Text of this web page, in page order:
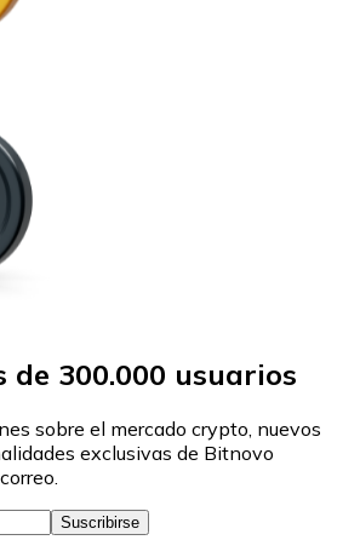
de 300.000 usuarios
sobre el mercado crypto, nuevos
exclusivas de Bitnovo
Suscribirse